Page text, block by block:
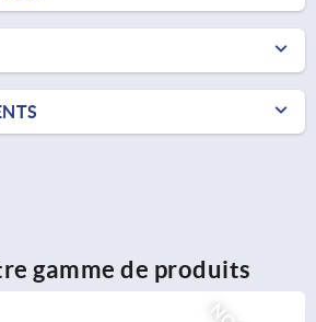
gamme de produits